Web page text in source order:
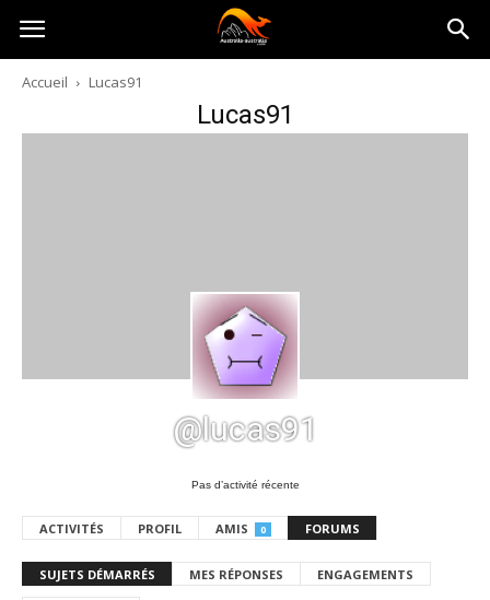
Australia-
australie.com
Accueil Lucas91
Lucas91
@lucas91
Pas d’activité récente
ACTIVITÉS PROFIL AMIS 0 FORUMS
SUJETS DÉMARRÉS MES RÉPONSES ENGAGEMENTS